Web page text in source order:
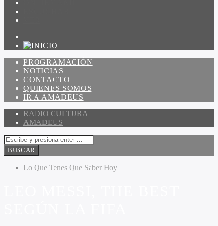
PROGRAMACIÓN
NOTICIAS
CONTACTO
QUIENES SOMOS
IR A AMADEUS
RADIO CULTURA
AMADEUS
Lo Que Tenes Que Saber Hoy